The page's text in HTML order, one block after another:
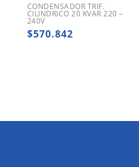
CONDENSADOR TRIF.
CILINDRICO 20 KVAR 220 –
240V
$570.842